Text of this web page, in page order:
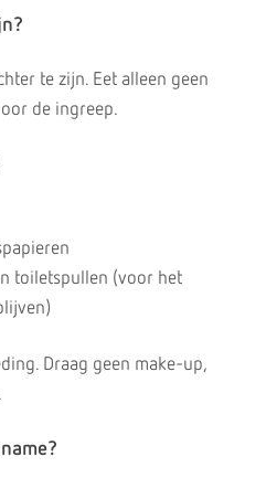
te zijn. Eet alleen geen
de ingreep.
toiletspullen (voor het
Draag geen make-up,